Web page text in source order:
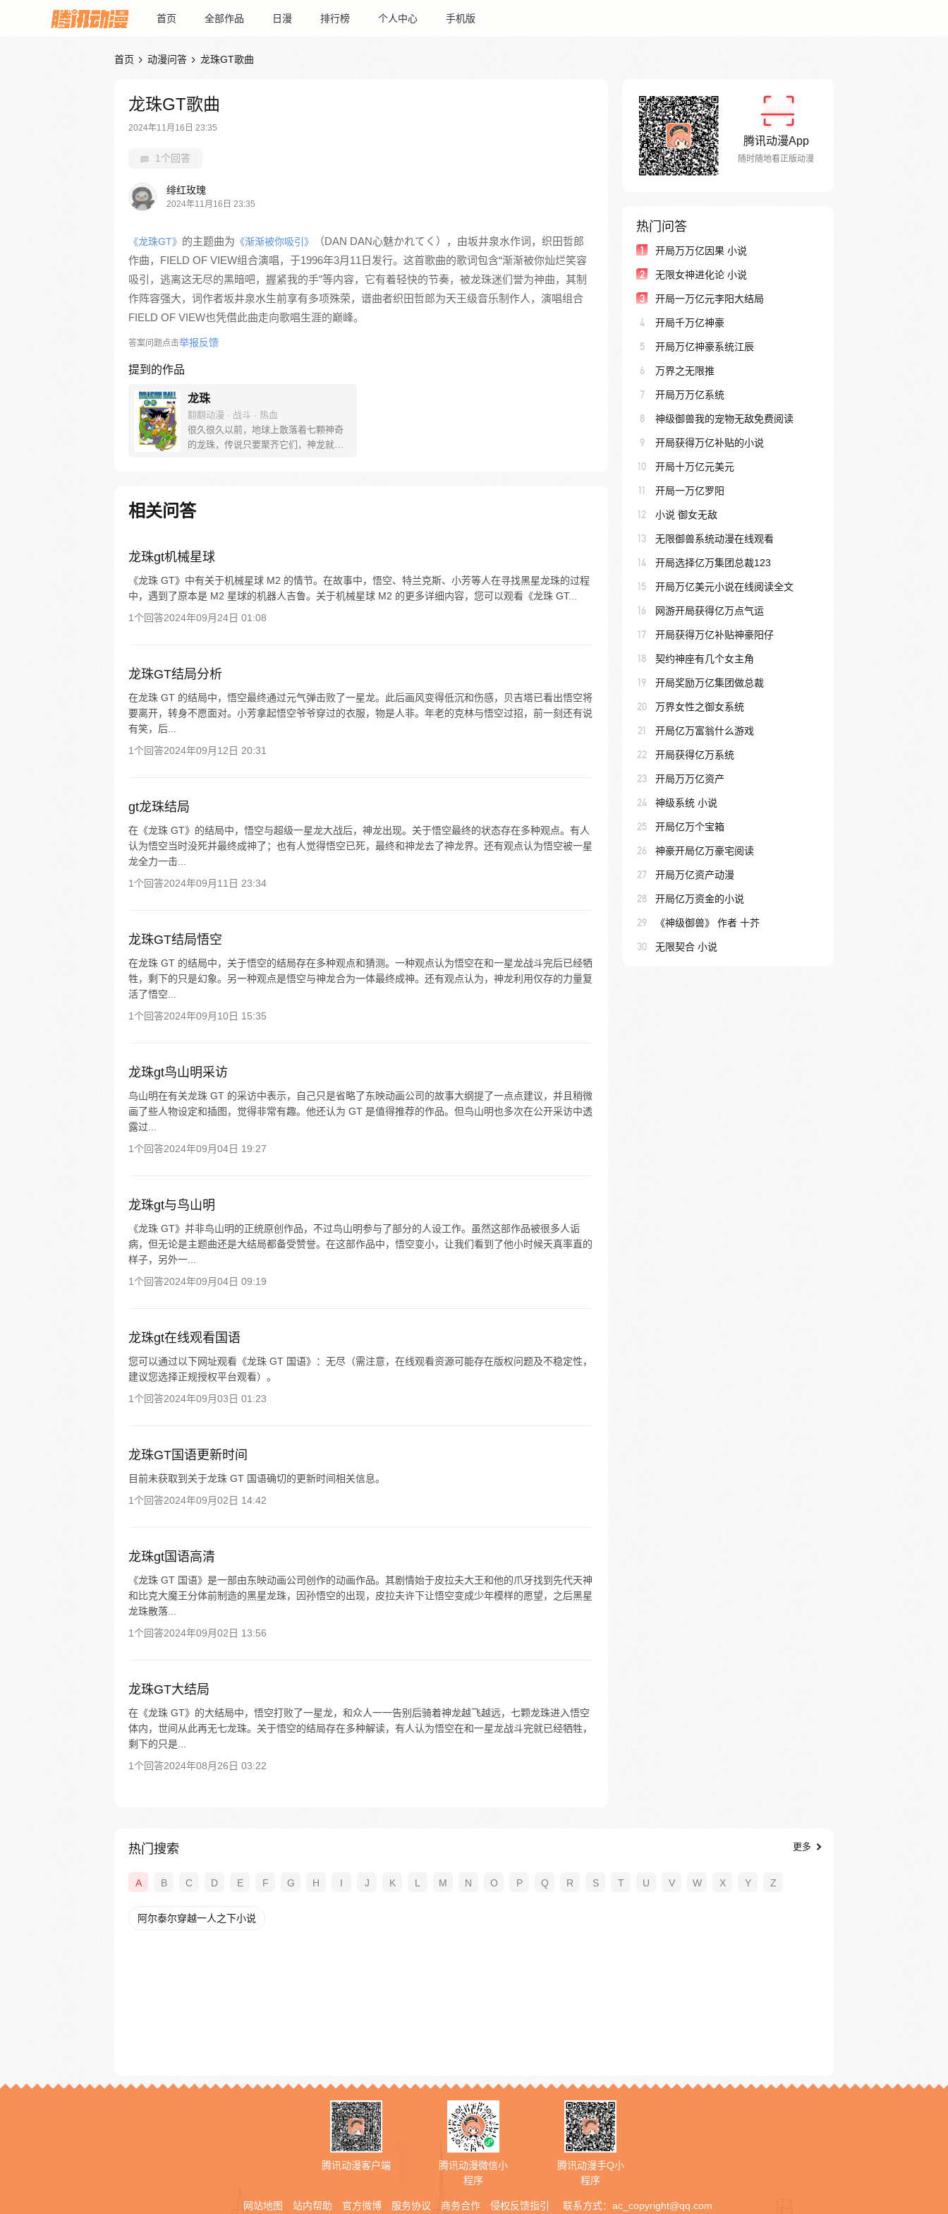
首页 全部作品 日漫 排行榜 个人中心 手机版
首页  动漫问答  龙珠GT歌曲
龙珠GT歌曲
2024年11月16日 23:35
1个回答
绯红玫瑰
2024年11月16日 23:35
《龙珠GT》 的主题曲为 《渐渐被你吸引》
（DAN DAN心魅かれてく），由坂井泉水作词，织田哲郎
作曲，FIELD OF VIEW组合演唱，于1996年3月11日发行。这首歌曲的歌词包含“渐渐被你灿烂笑容
吸引，逃离这无尽的黑暗吧，握紧我的手”等内容，它有着轻快的节奏，被龙珠迷们誉为神曲，其制
作阵容强大，词作者坂井泉水生前享有多项殊荣，谱曲者织田哲郎为天王级音乐制作人，演唱组合
FIELD OF VIEW也凭借此曲走向歌唱生涯的巅峰。
答案问题点击举报反馈
提到的作品
龙珠
翻翻动漫 · 战斗 · 热血
很久很久以前，地球上散落着七颗神奇
的龙珠，传说只要聚齐它们，神龙就会
相关问答
龙珠gt机械星球
《龙珠 GT》中有关于机械星球 M2 的情节。在故事中，悟空、特兰克斯、小芳等人在寻找黑星龙珠的过程
中，遇到了原本是 M2 星球的机器人吉鲁。关于机械星球 M2 的更多详细内容，您可以观看《龙珠 GT...
1个回答2024年09月24日 01:08
龙珠GT结局分析
在龙珠 GT 的结局中，悟空最终通过元气弹击败了一星龙。此后画风变得低沉和伤感，贝吉塔已看出悟空将
要离开，转身不愿面对。小芳拿起悟空爷爷穿过的衣服，物是人非。年老的克林与悟空过招，前一刻还有说
有笑，后...
1个回答2024年09月12日 20:31
gt龙珠结局
在《龙珠 GT》的结局中，悟空与超级一星龙大战后，神龙出现。关于悟空最终的状态存在多种观点。有人
认为悟空当时没死并最终成神了；也有人觉得悟空已死，最终和神龙去了神龙界。还有观点认为悟空被一星
龙全力一击...
1个回答2024年09月11日 23:34
龙珠GT结局悟空
在龙珠 GT 的结局中，关于悟空的结局存在多种观点和猜测。一种观点认为悟空在和一星龙战斗完后已经牺
牲，剩下的只是幻象。另一种观点是悟空与神龙合为一体最终成神。还有观点认为，神龙利用仅存的力量复
活了悟空...
1个回答2024年09月10日 15:35
龙珠gt鸟山明采访
鸟山明在有关龙珠 GT 的采访中表示，自己只是省略了东映动画公司的故事大纲提了一点点建议，并且稍微
画了些人物设定和插图，觉得非常有趣。他还认为 GT 是值得推荐的作品。但鸟山明也多次在公开采访中透
露过...
1个回答2024年09月04日 19:27
龙珠gt与鸟山明
《龙珠 GT》并非鸟山明的正统原创作品，不过鸟山明参与了部分的人设工作。虽然这部作品被很多人诟
病，但无论是主题曲还是大结局都备受赞誉。在这部作品中，悟空变小，让我们看到了他小时候天真率直的
样子，另外一...
1个回答2024年09月04日 09:19
龙珠gt在线观看国语
您可以通过以下网址观看《龙珠 GT 国语》：无尽（需注意，在线观看资源可能存在版权问题及不稳定性，
建议您选择正规授权平台观看）。
1个回答2024年09月03日 01:23
龙珠GT国语更新时间
目前未获取到关于龙珠 GT 国语确切的更新时间相关信息。
1个回答2024年09月02日 14:42
龙珠gt国语高清
《龙珠 GT 国语》是一部由东映动画公司创作的动画作品。其剧情始于皮拉夫大王和他的爪牙找到先代天神
和比克大魔王分体前制造的黑星龙珠，因孙悟空的出现，皮拉夫许下让悟空变成少年模样的愿望，之后黑星
龙珠散落...
1个回答2024年09月02日 13:56
龙珠GT大结局
在《龙珠 GT》的大结局中，悟空打败了一星龙，和众人一一告别后骑着神龙越飞越远，七颗龙珠进入悟空
体内，世间从此再无七龙珠。关于悟空的结局存在多种解读，有人认为悟空在和一星龙战斗完就已经牺牲，
剩下的只是...
1个回答2024年08月26日 03:22
腾讯动漫App
随时随地看正版动漫
热门问答
1 开局万万亿因果 小说
2 无限女神进化论 小说
3 开局一万亿元李阳大结局
4 开局千万亿神豪
5 开局万亿神豪系统江辰
6 万界之无限推
7 开局万万亿系统
8 神级御兽我的宠物无敌免费阅读
9 开局获得万亿补贴的小说
10 开局十万亿元美元
11 开局一万亿罗阳
12 小说 御女无敌
13 无限御兽系统动漫在线观看
14 开局选择亿万集团总裁123
15 开局万亿美元小说在线阅读全文
16 网游开局获得亿万点气运
17 开局获得万亿补贴神豪阳仔
18 契约神座有几个女主角
19 开局奖励万亿集团做总裁
20 万界女性之御女系统
21 开局亿万富翁什么游戏
22 开局获得亿万系统
23 开局万万亿资产
24 神级系统 小说
25 开局亿万个宝箱
26 神豪开局亿万豪宅阅读
27 开局万亿资产动漫
28 开局亿万资金的小说
29 《神级御兽》 作者 十芥
30 无限契合 小说
热门搜索 更多
A B C D E F G H I J K L M N O P Q R S T U V W X Y Z
阿尔泰尔穿越一人之下小说
腾讯动漫客户端
腾讯动漫微信小
程序
腾讯动漫手Q小
程序
网站地图 站内帮助 官方微博 服务协议 商务合作 侵权反馈指引 联系方式： ac_copyright@qq.com